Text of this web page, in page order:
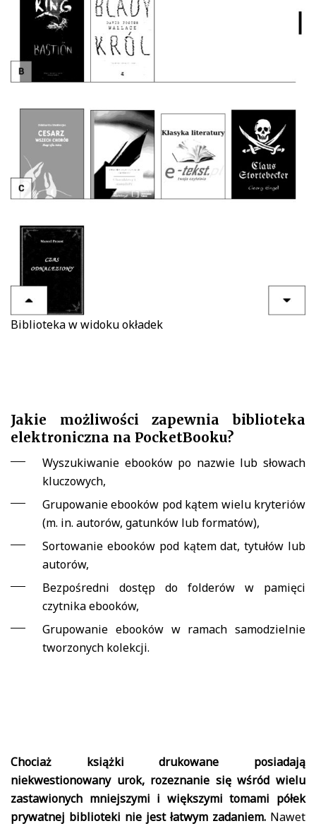
Biblioteka w widoku okładek
Jakie możliwości zapewnia biblioteka
elektroniczna na PocketBooku?
Wyszukiwanie ebooków po nazwie lub słowach
kluczowych,
Grupowanie ebooków pod kątem wielu kryteriów
(m. in. autorów, gatunków lub formatów),
Sortowanie ebooków pod kątem dat, tytułów lub
autorów,
Bezpośredni dostęp do folderów w pamięci
czytnika ebooków,
Grupowanie ebooków w ramach samodzielnie
tworzonych kolekcji.
Chociaż książki drukowane posiadają
niekwestionowany urok, rozeznanie się wśród wielu
zastawionych mniejszymi i większymi tomami półek
prywatnej biblioteki nie jest łatwym zadaniem. Nawet